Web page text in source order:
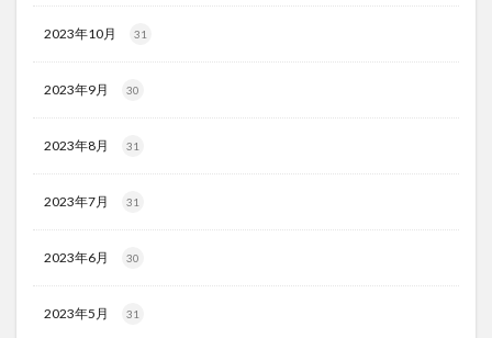
2023年10月 31
2023年9月 30
2023年8月 31
2023年7月 31
2023年6月 30
2023年5月 31